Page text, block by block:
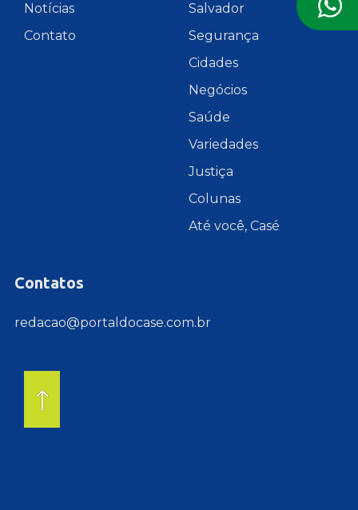
Notícias
Contato
Salvador
Segurança
Cidades
Negócios
Saúde
Variedades
Justiça
Colunas
Até você, Casé
Contatos
redacao@portaldocase.com.br